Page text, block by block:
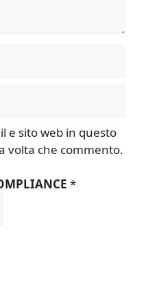
e sito web in questo
volta che commento.
*